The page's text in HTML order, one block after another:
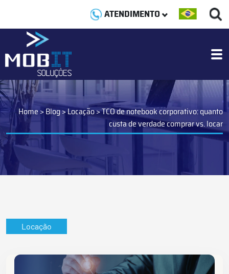
ATENDIMENTO
Home >Blog>Locação>TCO de notebook corporativo: quanto
custa de verdade comprar vs. locar
Locação